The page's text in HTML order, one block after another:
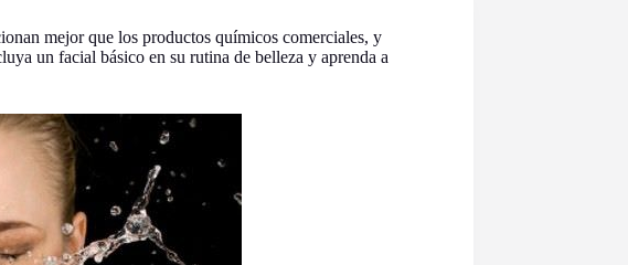
mejor que los productos químicos comerciales, y
un facial básico en su rutina de belleza y aprenda a